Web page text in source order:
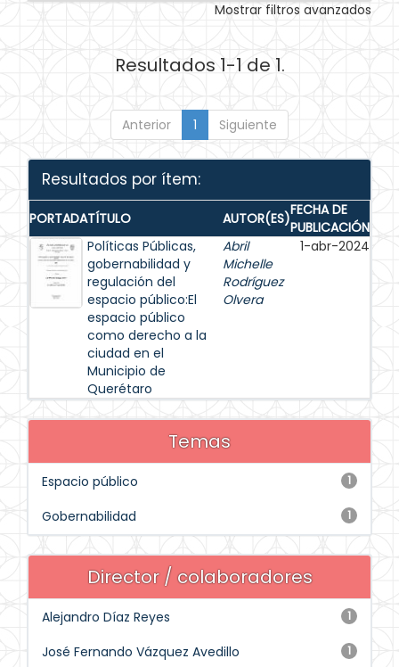
Mostrar filtros avanzados
Resultados 1-1 de 1.
Anterior 1 Siguiente
Resultados por ítem:
PORTADATÍTULO AUTOR(ES)FECHA DE
PUBLICACIÓN
Políticas Públicas,
gobernabilidad y
regulación del
espacio público:El
espacio público
como derecho a la
ciudad en el
Municipio de
Querétaro
Abril
Michelle
Rodríguez
Olvera
1-abr-2024
Temas
1
Espacio público
1
Gobernabilidad
Director / colaboradores
1
Alejandro Díaz Reyes
1
José Fernando Vázquez Avedillo